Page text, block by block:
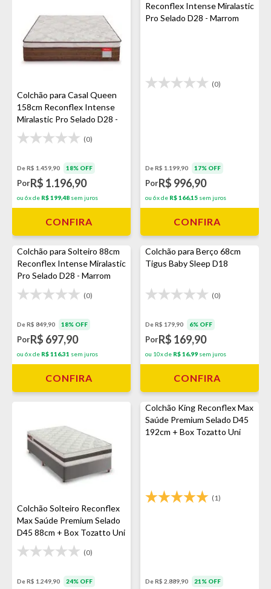
Colchão para Casal Queen
158cm Reconflex Intense
Miralastic Pro Selado D28 -
Marrom
(0)
De R$ 1.459,90 18% OFF
PorR$ 1.196,90
ou 6x de R$ 199,48 sem juros
CONFIRA
Reconflex Intense Miralastic
Pro Selado D28 - Marrom
(0)
De R$ 1.199,90 17% OFF
PorR$ 996,90
ou 6x de R$ 166,15 sem juros
CONFIRA
Colchão para Solteiro 88cm
Reconflex Intense Miralastic
Pro Selado D28 - Marrom
(0)
De R$ 849,90 18% OFF
PorR$ 697,90
ou 6x de R$ 116,31 sem juros
CONFIRA
Colchão para Berço 68cm
Tigus Baby Sleep D18
(0)
De R$ 179,90 6% OFF
PorR$ 169,90
ou 10x de R$ 16,99 sem juros
CONFIRA
Colchão Solteiro Reconflex
Max Saúde Premium Selado
D45 88cm + Box Tozatto Uni
Cinza
(0)
De R$ 1.249,90 24% OFF
Colchão King Reconflex Max
Saúde Premium Selado D45
192cm + Box Tozatto Uni
(1)
De R$ 2.889,90 21% OFF